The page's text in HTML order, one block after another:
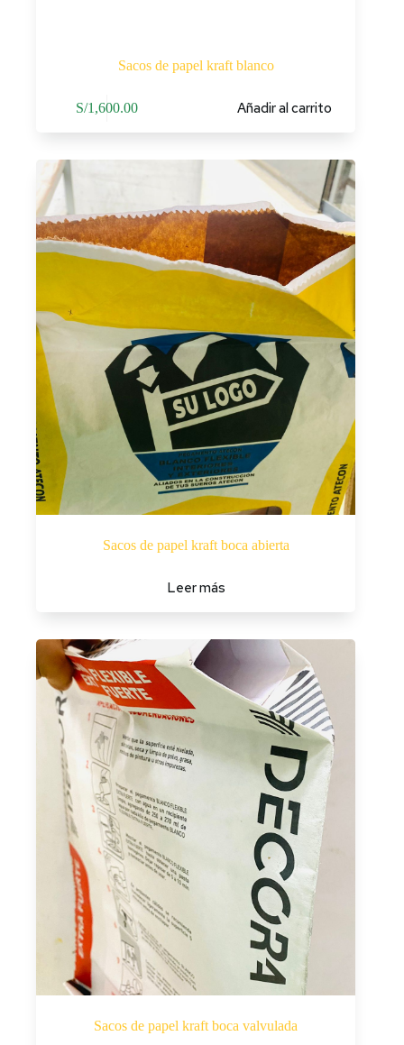
Sacos de papel kraft blanco
S/1,600.00 Añadir al carrito
Sacos de papel kraft boca abierta
Leer más
Sacos de papel kraft boca valvulada